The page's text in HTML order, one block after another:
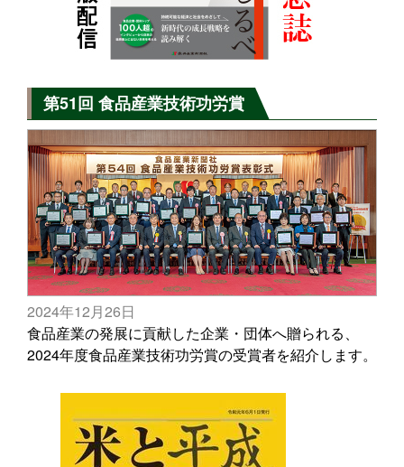
第51回 食品産業技術功労賞
2024年12月26日
食品産業の発展に貢献した企業・団体へ贈られる、
2024年度食品産業技術功労賞の受賞者を紹介します。